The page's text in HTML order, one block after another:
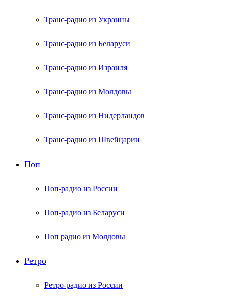
Транс-радио из Украины
Транс-радио из Беларуси
Транс-радио из Израиля
Транс-радио из Молдовы
Транс-радио из Нидерландов
Транс-радио из Швейцарии
Поп
Поп-радио из России
Поп-радио из Беларуси
Поп радио из Молдовы
Ретро
Ретро-радио из России